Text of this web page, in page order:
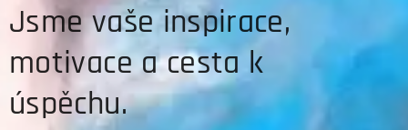
Jsme vaše inspirace,
motivace a cesta k
úspěchu.